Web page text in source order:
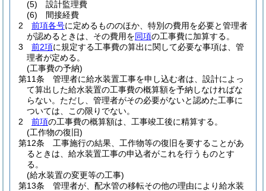
(5)
設計監理費
(6)
間接経費
2
前項各号に定めるもののほか、特別の費用を必要と管理者
が認めるときは、その費用を同項の工事費に加算する。
3
前2項に規定する工事費の算出に関して必要な事項は、管
理者が定める。
(工事費の予納)
第11条
管理者に給水装置工事を申し込む者は、設計によっ
て算出した給水装置の工事費の概算額を予納しなければな
らない。 ただし、管理者がその必要がないと認めた工事に
ついては、この限りでない。
2
前項の工事費の概算額は、工事竣工後に精算する。
(工作物の復旧)
第12条
工事施行の結果、工作物等の復旧を要することがあ
るときは、給水装置工事の申込者がこれを行うものとす
る。
(給水装置の変更等の工事)
第13条
管理者が、配水管の移転その他の理由により給水装